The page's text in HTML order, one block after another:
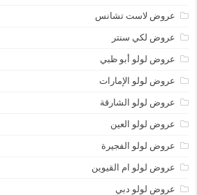
عروض لاست تشانس
عروض لكي سنتر
عروض لولو أبو ظبي
عروض لولو الإمارات
عروض لولو الشارقة
عروض لولو العين
عروض لولو الفجيرة
عروض لولو ام القيوين
عروض لولو دبي